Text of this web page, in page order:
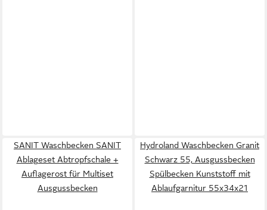
SANIT Waschbecken SANIT
Ablageset Abtropfschale +
Auflagerost für Multiset
Ausgussbecken
Hydroland Waschbecken Granit
Schwarz 55, Ausgussbecken
Spülbecken Kunststoff mit
Ablaufgarnitur 55x34x21